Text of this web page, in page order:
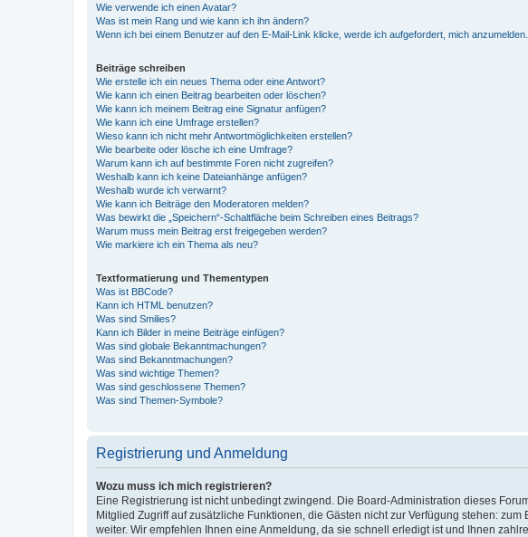
Wie verwende ich einen Avatar?
Was ist mein Rang und wie kann ich ihn ändern?
Wenn ich bei einem Benutzer auf den E-Mail-Link klicke, werde ich aufgefordert, mich anzumelden.
Beiträge schreiben
Wie erstelle ich ein neues Thema oder eine Antwort?
Wie kann ich einen Beitrag bearbeiten oder löschen?
Wie kann ich meinem Beitrag eine Signatur anfügen?
Wie kann ich eine Umfrage erstellen?
Wieso kann ich nicht mehr Antwortmöglichkeiten erstellen?
Wie bearbeite oder lösche ich eine Umfrage?
Warum kann ich auf bestimmte Foren nicht zugreifen?
Weshalb kann ich keine Dateianhänge anfügen?
Weshalb wurde ich verwarnt?
Wie kann ich Beiträge den Moderatoren melden?
Was bewirkt die „Speichern“-Schaltfläche beim Schreiben eines Beitrags?
Warum muss mein Beitrag erst freigegeben werden?
Wie markiere ich ein Thema als neu?
Textformatierung und Thementypen
Was ist BBCode?
Kann ich HTML benutzen?
Was sind Smilies?
Kann ich Bilder in meine Beiträge einfügen?
Was sind globale Bekanntmachungen?
Was sind Bekanntmachungen?
Was sind wichtige Themen?
Was sind geschlossene Themen?
Was sind Themen-Symbole?
Registrierung und Anmeldung
Wozu muss ich mich registrieren?
Eine Registrierung ist nicht unbedingt zwingend. Die Board-Administration dieses
Mitglied Zugriff auf zusätzliche Funktionen, die Gästen nicht zur Verfügung stehen:
weiter. Wir empfehlen Ihnen eine Anmeldung, da sie schnell erledigt ist und Ihnen